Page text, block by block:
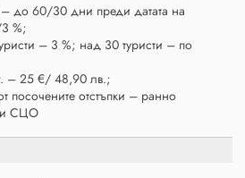
до 60/30 дни преди датата на
%;
– 3 %; над 30 туристи – по
– 25 €/ 48,90 лв.;
отстъпки – ранно
СЦО